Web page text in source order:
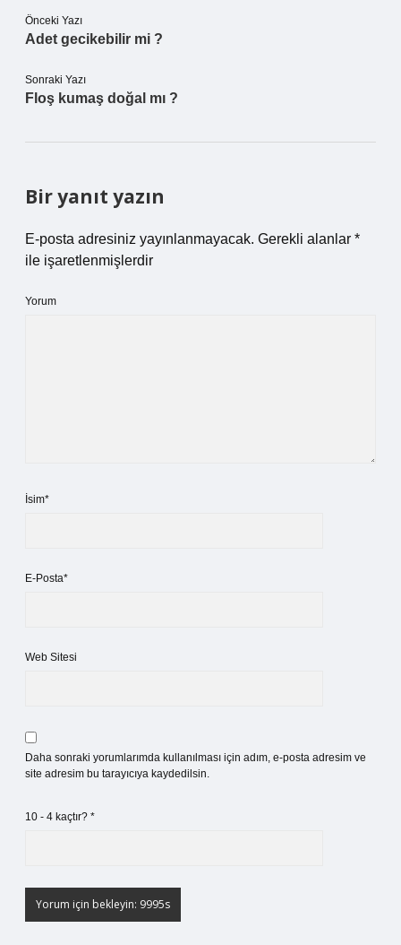
Önceki Yazı
Adet gecikebilir mi ?
Sonraki Yazı
Floş kumaş doğal mı ?
Bir yanıt yazın
E-posta adresiniz yayınlanmayacak. Gerekli alanlar *
ile işaretlenmişlerdir
Yorum
İsim*
E-Posta*
Web Sitesi
Daha sonraki yorumlarımda kullanılması için adım, e-posta adresim ve
site adresim bu tarayıcıya kaydedilsin.
10 - 4 kaçtır? *